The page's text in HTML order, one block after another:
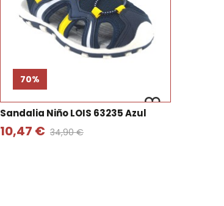
70%
Sandalia Niño LOIS 63235 Azul
10,47 € 34,90 €